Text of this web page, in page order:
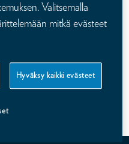
avainlukuihin keskittynyt
Valitsemalla
mitkä evästeet
Hyväksy kaikki evästeet